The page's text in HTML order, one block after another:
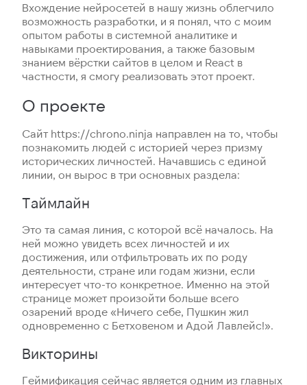
Вхождение нейросетей в нашу жизнь облегчило
возможность разработки, и я понял, что с моим
опытом работы в системной аналитике и
навыками проектирования, а также базовым
знанием вёрстки сайтов в целом и React в
частности, я смогу реализовать этот проект.
О проекте
Сайт https://chrono.ninja направлен на то, чтобы
познакомить людей с историей через призму
исторических личностей. Начавшись с единой
линии, он вырос в три основных раздела:
Таймлайн
Это та самая линия, с которой всё началось. На
ней можно увидеть всех личностей и их
достижения, или отфильтровать их по роду
деятельности, стране или годам жизни, если
интересует что-то конкретное. Именно на этой
странице может произойти больше всего
озарений вроде «Ничего себе, Пушкин жил
одновременно с Бетховеном и Адой Лавлейс!».
Викторины
Геймификация сейчас является одним из главных